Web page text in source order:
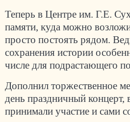
Теперь в Центре им. Г.Е.
памяти, куда можно
просто постоять рядом.
сохранения истории
числе для подрастающего
Дополнил торжественное
день праздничный концерт,
принимали участие и сами